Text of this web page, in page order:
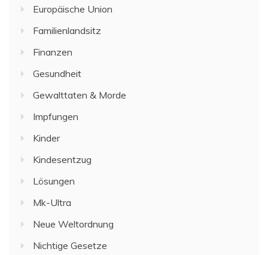
Europäische Union
Familienlandsitz
Finanzen
Gesundheit
Gewalttaten & Morde
Impfungen
Kinder
Kindesentzug
Lösungen
Mk-Ultra
Neue Weltordnung
Nichtige Gesetze